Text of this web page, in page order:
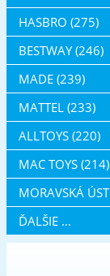
HASBRO (275)
BESTWAY (246)
MADE (239)
MATTEL (233)
ALLTOYS (220)
MAC TOYS (214)
MORAVSKÁ
ĎALŠIE ...